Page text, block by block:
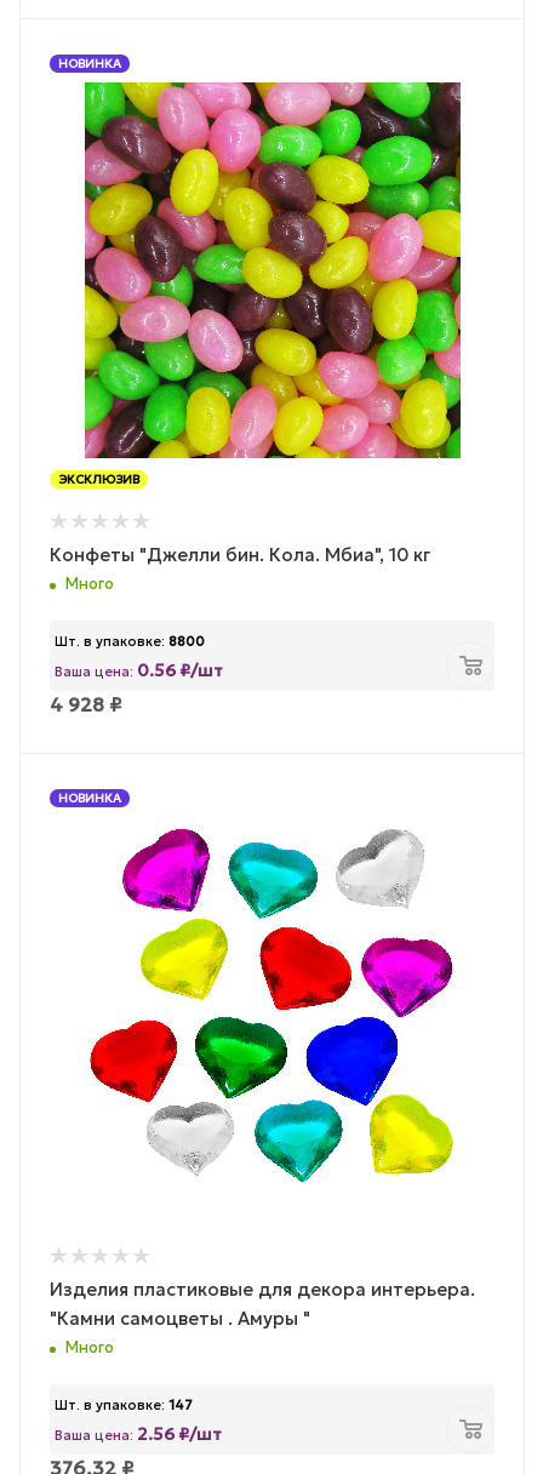
НОВИНКА
ЭКСКЛЮЗИВ
Конфеты "Джелли бин. Кола. Мбиа", 10 кг
Много
Шт. в упаковке: 8800
Ваша цена: 0.56 ₽/шт
4 928 ₽
НОВИНКА
Изделия пластиковые для декора интерьера.
"Камни самоцветы . Амуры "
Много
Шт. в упаковке: 147
Ваша цена: 2.56 ₽/шт
376.32 ₽